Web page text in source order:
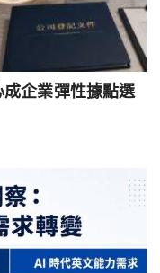
企業彈性據點選